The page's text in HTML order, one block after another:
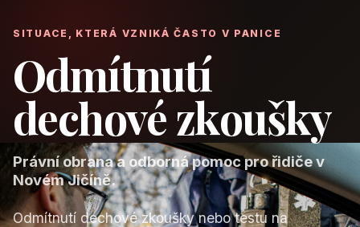
SITUACE, KTERÁ VZNIKÁ ČASTO V PANICE
Odmítnutí
dechové zkoušky
Právní obrana a odborná pomoc pro řidiče v
Novém Jičíně.
Odmítnutí dechové zkoušky nebo testu na